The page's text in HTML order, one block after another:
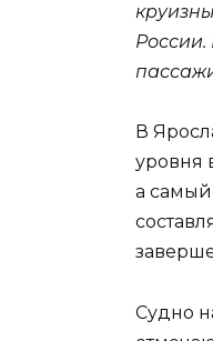
В
уровня
а самый
Судно